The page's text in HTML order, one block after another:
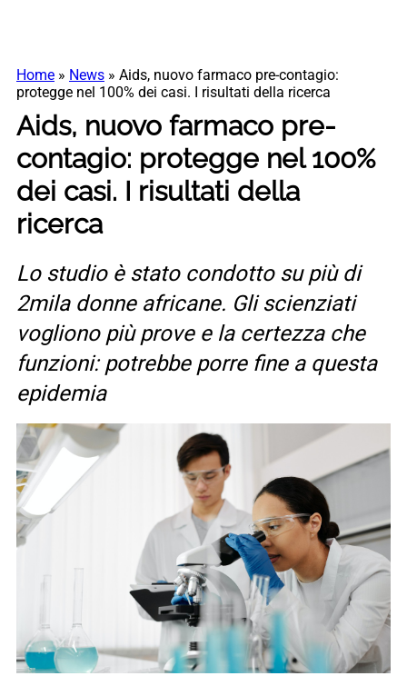
Home » News » Aids, nuovo farmaco pre-contagio:
protegge nel 100% dei casi. I risultati della ricerca
Aids, nuovo farmaco pre-
contagio: protegge nel 100%
dei casi. I risultati della
ricerca
Lo studio è stato condotto su più di
2mila donne africane. Gli scienziati
vogliono più prove e la certezza che
funzioni: potrebbe porre fine a questa
epidemia